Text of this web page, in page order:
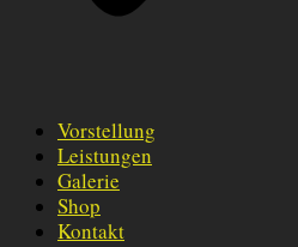
Vorstellung
Leistungen
Galerie
Shop
Kontakt